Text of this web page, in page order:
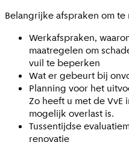
Belangrijke afspraken om te
Werkafspraken,
maatregelen om
vuil te beperken
Wat er gebeurt bij
Planning voor het
Zo heeft u met de
mogelijk overlast is.
Tussentijdse
renovatie